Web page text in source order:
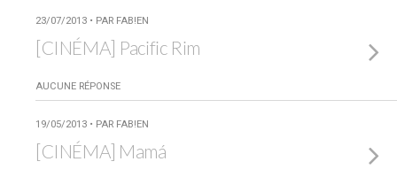
23/07/2013 • PAR FAB!EN
[CINÉMA] Pacific Rim
AUCUNE RÉPONSE
19/05/2013 • PAR FAB!EN
[CINÉMA] Mamá